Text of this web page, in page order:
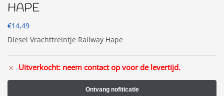
HAPE
€14,49
Diesel Vrachttreintje Railway Hape
Uitverkocht: neem contact op voor de levertijd.